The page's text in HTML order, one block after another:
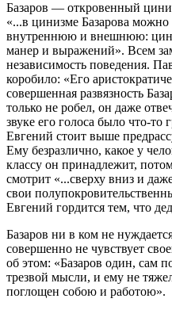
Базаров — откровенный
«...в цинизме Базарова
внутреннюю и внешнюю:
манер и выражений». Всем
независимость поведения.
коробило: «Его
совершенная развязность
только не робел, он даже
звуке его голоса было что-то
Евгений стоит выше
Ему безразлично, какое у
классу он принадлежит,
смотрит «...сверху вниз и
свои
Евгений гордится тем, что
Базаров ни в ком не
совершенно не чувствует
об этом: «Базаров один, сам
трезвой мысли, и ему не
поглощен собою и работою».